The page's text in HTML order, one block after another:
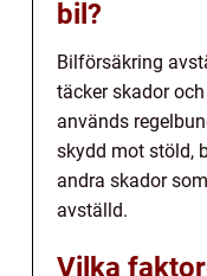
bil?
Bilförsäkring
täcker skador
används
skydd mot stöld,
andra skador
avställd.
Vilka